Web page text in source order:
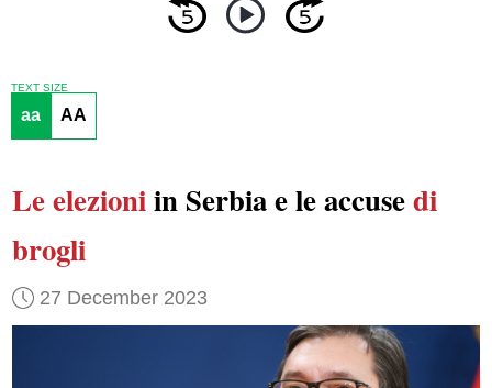
TEXT SIZE
aa AA
Le elezioniin Serbia e le accusedi
brogli
27 December 2023